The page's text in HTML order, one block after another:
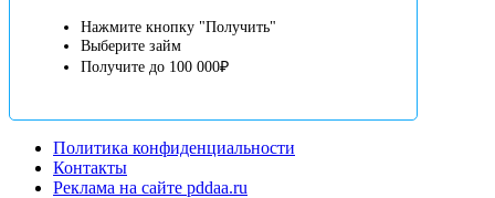
Нажмите кнопку "Получить"
Выберите займ
Получите до 100 000₽
Политика конфиденциальности
Контакты
Реклама на сайте pddaa.ru